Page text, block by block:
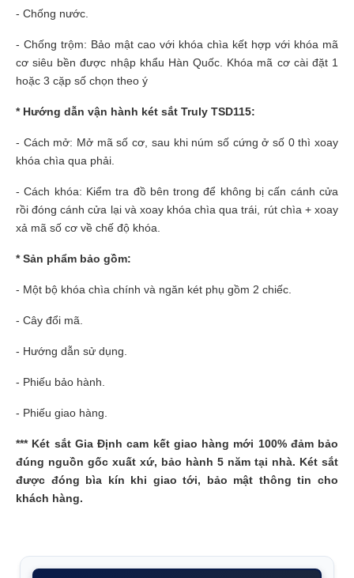
- Chống nước.
- Chống trộm: Bảo mật cao với khóa chìa kết hợp với khóa mã
cơ siêu bền được nhập khẩu Hàn Quốc. Khóa mã cơ cài đặt 1
hoặc 3 cặp số chọn theo ý
* Hướng dẫn vận hành két sắt Truly TSD115:
- Cách mở: Mở mã số cơ, sau khi núm số cứng ở số 0 thì xoay
khóa chìa qua phải.
- Cách khóa: Kiểm tra đồ bên trong để không bị cấn cánh cửa
rồi đóng cánh cửa lại và xoay khóa chìa qua trái, rút chìa + xoay
xả mã số cơ về chế độ khóa.
* Sản phẩm bảo gồm:
- Một bộ khóa chìa chính và ngăn két phụ gồm 2 chiếc.
- Cây đổi mã.
- Hướng dẫn sử dụng.
- Phiếu bảo hành.
- Phiếu giao hàng.
*** Két sắt Gia Định cam kết giao hàng mới 100% đảm bảo
đúng nguồn gốc xuất xứ, bảo hành 5 năm tại nhà. Két sắt
được đóng bìa kín khi giao tới, bảo mật thông tin cho
khách hàng.